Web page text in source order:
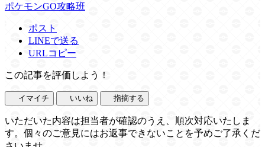
ポケモンGO攻略班
ポスト
LINEで送る
URLコピー
この記事を評価しよう！
イマイチ いいね 指摘する
いただいた内容は担当者が確認のうえ、順次対応いたしま
す。個々のご意見にはお返事できないことを予めご了承くだ